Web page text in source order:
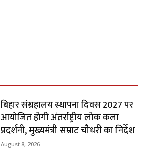
बिहार संग्रहालय स्थापना दिवस 2027 पर
आयोजित होगी अंतर्राष्ट्रीय लोक कला
प्रदर्शनी, मुख्यमंत्री सम्राट चौधरी का निर्देश
August 8, 2026